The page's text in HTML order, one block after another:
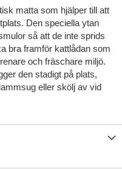
matta som hjälper till att
Den speciella ytan
så att de inte sprids
bra framför kattlådan som
och fräschare miljö.
den stadigt på plats,
eller skölj av vid